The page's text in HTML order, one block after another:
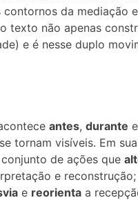
da mediação
texto não apenas
e é nesse duplo
antes, durante e
tornam visíveis. Em
de ações que
e
e reorienta a